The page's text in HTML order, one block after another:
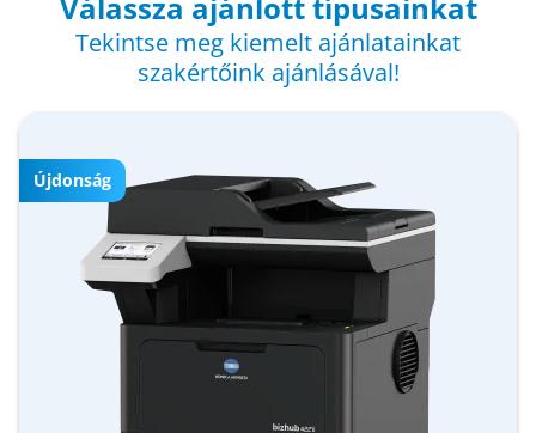
Tekintse meg kiemelt ajánlatainkat
szakértőink ajánlásával!
Újdonság